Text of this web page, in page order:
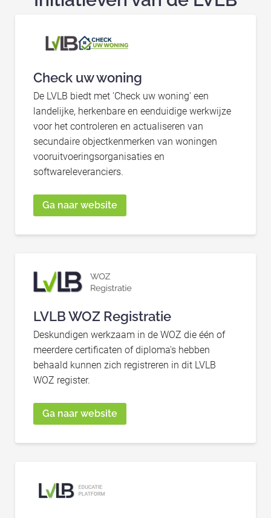
Check uw woning
De LVLB biedt met 'Check uw woning' een
landelijke, herkenbare en eenduidige werkwijze
voor het controleren en actualiseren van
secundaire objectkenmerken van woningen
vooruitvoeringsorganisaties en
softwareleveranciers.
Ga naar website
LVLB WOZ Registratie
Deskundigen werkzaam in de WOZ die één of
meerdere certificaten of diploma's hebben
behaald kunnen zich registreren in dit LVLB
WOZ register.
Ga naar website